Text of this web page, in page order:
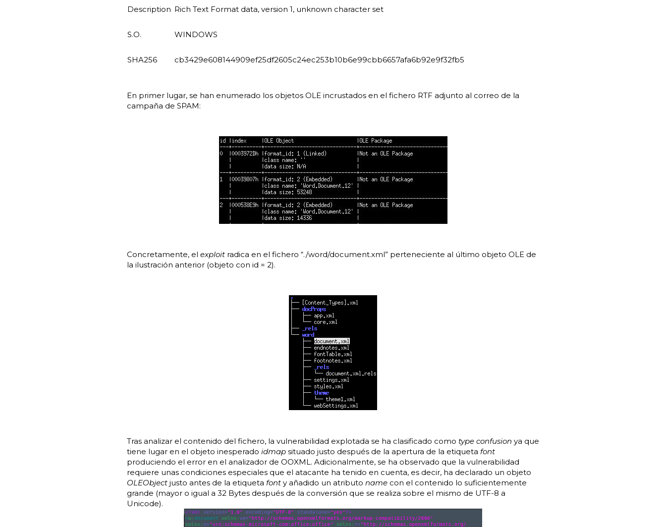
Description Rich Text Format data, version 1, unknown character set
S.O. WINDOWS
SHA256 cb3429e608144909ef25df2605c24ec253b10b6e99cbb6657afa6b92e9f32fb5
En primer lugar, se han enumerado los objetos OLE incrustados en el fichero RTF adjunto al correo de la
campaña de SPAM:
Concretamente, el exploitradica en el fichero “./word/document.xml” perteneciente al último objeto OLE de
la ilustración anterior (objeto con id = 2).
Tras analizar el contenido del fichero, la vulnerabilidad explotada se ha clasificado como type confusion ya que
tiene lugar en el objeto inesperado idmapsituado justo después de la apertura de la etiqueta font
produciendo el error en el analizador de OOXML. Adicionalmente, se ha observado que la vulnerabilidad
requiere unas condiciones especiales que el atacante ha tenido en cuenta, es decir, ha declarado un objeto
OLEObjectjusto antes de la etiqueta fonty añadido un atributo namecon el contenido lo suficientemente
grande (mayor o igual a 32 Bytes después de la conversión que se realiza sobre el mismo de UTF-8 a
Unicode).